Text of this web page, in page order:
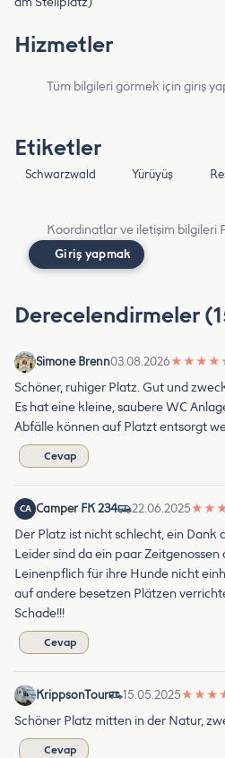
Hizmetler
Tüm bilgileri görmek için giriş
Etiketler
Schwarzwald Yürüyüş
Koordinatlar ve iletişim bilgileri
Giriş yapmak
Derecelendirmeler
Simone Brenn03.08.2026★ ★ ★ ★
Schöner, ruhiger Platz. Gut und
Es hat eine kleine, saubere WC
Abfälle können auf Platzt entsorgt
Cevap
CA Camper FK 234 22.06.2025★ ★
Der Platz ist nicht schlecht, ein Dank
Leider sind da ein paar
Leinenpflich für ihre Hunde nicht
auf andere besetzen Plätzen
Schade!!!
Cevap
KrippsonTour 15.05.2025★ ★ ★
Schöner Platz mitten in der Natur,
Cevap